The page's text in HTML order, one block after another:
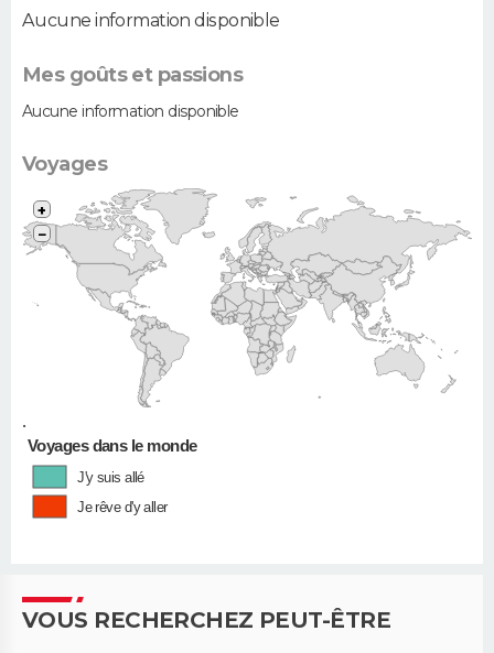
Aucune information disponible
Mes goûts et passions
Aucune information disponible
Voyages
•
+
−
Voyages dans le monde
J'y suis allé
Je rêve d'y aller
VOUS RECHERCHEZ PEUT-ÊTRE